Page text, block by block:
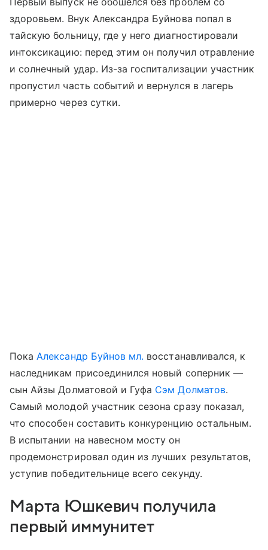
здоровьем. Внук Александра Буйнова попал в
тайскую больницу, где у него диагностировали
интоксикацию: перед этим он получил отравление
и солнечный удар. Из-за госпитализации участник
пропустил часть событий и вернулся в лагерь
примерно через сутки.
ПокаАлександр Буйнов мл. восстанавливался, к
наследникам присоединился новый соперник —
сын Айзы Долматовой и Гуфа Сэм Долматов.
Самый молодой участник сезона сразу показал,
что способен составить конкуренцию остальным.
В испытании на навесном мосту он
продемонстрировал один из лучших результатов,
уступив победительнице всего секунду.
Марта Юшкевич получила
первый иммунитет